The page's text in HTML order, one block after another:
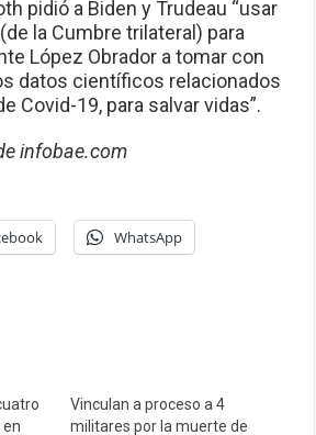
pidió a Biden y Trudeau “usar
la Cumbre trilateral) para
López Obrador a tomar con
datos científicos relacionados
Covid-19, para salvar vidas”.
infobae.com
WhatsApp
Vinculan a proceso a 4
militares por la muerte de